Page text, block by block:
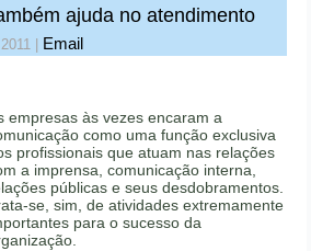
ajuda no atendimento
Email
empresas às vezes encaram a
como uma função exclusiva
profissionais que atuam nas relações
a imprensa, comunicação interna,
públicas e seus desdobramentos.
se, sim, de atividades extremamente
para o sucesso da